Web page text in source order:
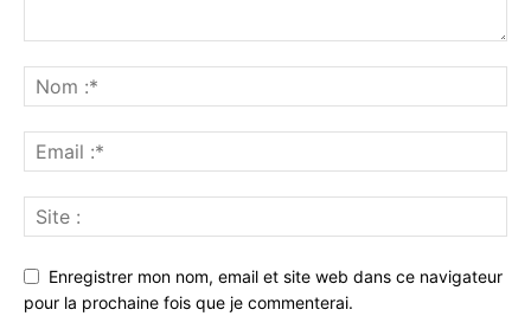
Enregistrer mon nom, email et site web dans ce navigateur
pour la prochaine fois que je commenterai.